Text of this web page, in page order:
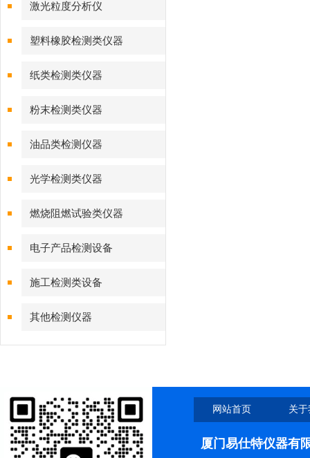
激光粒度分析仪
塑料橡胶检测类仪器
纸类检测类仪器
粉末检测类仪器
油品类检测仪器
光学检测类仪器
燃烧阻燃试验类仪器
电子产品检测设备
施工检测类设备
其他检测仪器
网站首页 关
厦门易仕特仪器有